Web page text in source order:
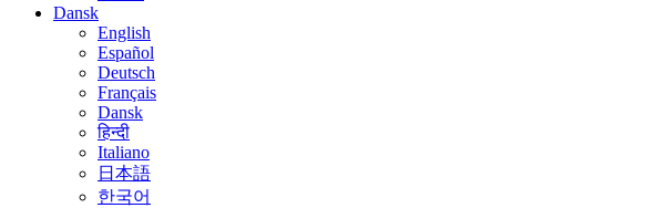
Dansk
English
Español
Deutsch
Français
Dansk
हिन्दी
Italiano
日本語
한국어